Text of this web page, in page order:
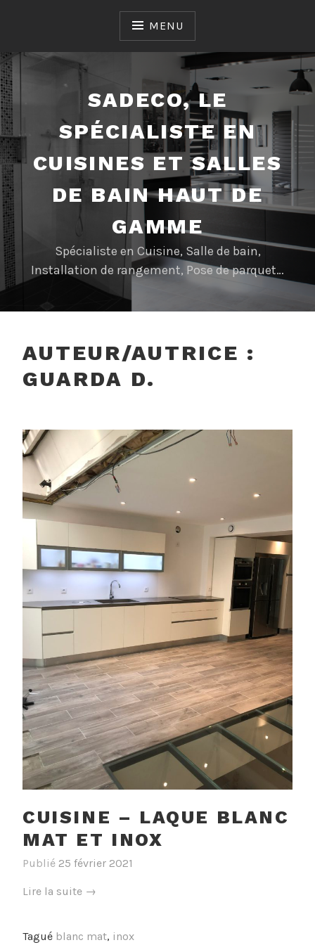
MENU
SADECO, LE
SPÉCIALISTE EN
CUISINES ET SALLES
DE BAIN HAUT DE
GAMME
Spécialiste en Cuisine, Salle de bain,
Installation de rangement, Pose de parquet…
AUTEUR/AUTRICE :
GUARDA D.
CUISINE – LAQUE BLANC
MAT ET INOX
Publié 25 février 2021
Lire la suite « Cuisine
blanc
→
Tagué blanc mat, inox